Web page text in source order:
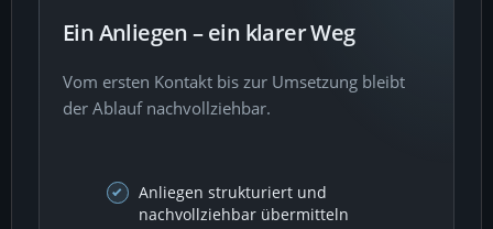
Ein Anliegen – ein klarer Weg
Vom ersten Kontakt bis zur Umsetzung bleibt
der Ablauf nachvollziehbar.
Anliegen strukturiert und
nachvollziehbar übermitteln